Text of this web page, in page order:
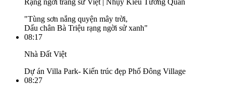
"Tùng sơn nắng quyện mây trời,
Dấu chân Bà Triệu rạng ngời sử xanh"
08:17
Nhà Đất Việt
Dự án Villa Park- Kiến trúc đẹp Phố Đông Village
08:27